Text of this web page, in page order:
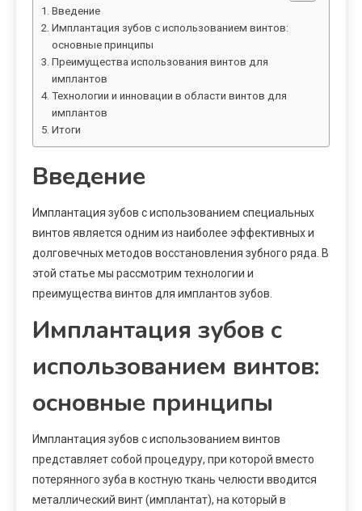
Введение
Имплантация зубов с использованием винтов:
основные принципы
Преимущества использования винтов для
имплантов
Технологии и инновации в области винтов для
имплантов
Итоги
Введение
Имплантация зубов с использованием специальных
винтов является одним из наиболее эффективных и
долговечных методов восстановления зубного ряда. В
этой статье мы рассмотрим технологии и
преимущества винтов для имплантов зубов.
Имплантация зубов с
использованием винтов:
основные принципы
Имплантация зубов с использованием винтов
представляет собой процедуру, при которой вместо
потерянного зуба в костную ткань челюсти вводится
металлический винт (имплантат), на который в